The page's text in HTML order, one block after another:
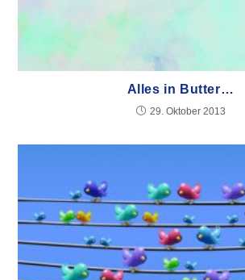
Alles in Butter…
29. Oktober 2013